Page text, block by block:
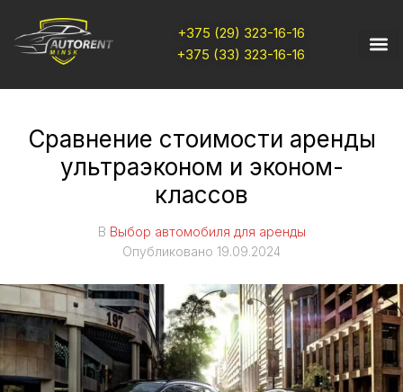
+375 (29) 323-16-16
+375 (33) 323-16-16
Сравнение стоимости аренды
ультраэконом и эконом-
классов
В Выбор автомобиля для аренды
Опубликовано 19.09.2024